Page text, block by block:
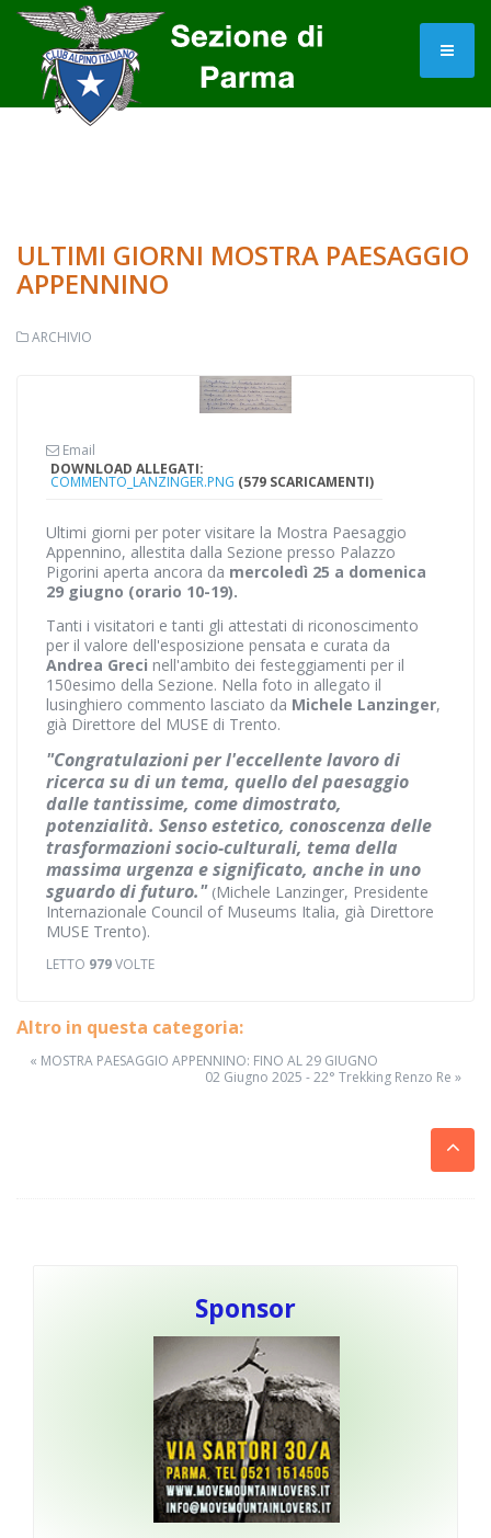
ULTIMI GIORNI MOSTRA PAESAGGIO
APPENNINO
ARCHIVIO
Email
DOWNLOAD ALLEGATI:
COMMENTO_LANZINGER.PNG (579 SCARICAMENTI)
Ultimi giorni per poter visitare la Mostra Paesaggio
Appennino, allestita dalla Sezione presso Palazzo
Pigorini aperta ancora da mercoledì 25 a domenica
29 giugno (orario 10-19).
Tanti i visitatori e tanti gli attestati di riconoscimento
per il valore dell'esposizione pensata e curata da
Andrea Greci nell'ambito dei festeggiamenti per il
150esimo della Sezione. Nella foto in allegato il
lusinghiero commento lasciato da Michele Lanzinger,
già Direttore del MUSE di Trento.
"Congratulazioni per l'eccellente lavoro di
ricerca su di un tema, quello del paesaggio
dalle tantissime, come dimostrato,
potenzialità. Senso estetico, conoscenza delle
trasformazioni socio-culturali, tema della
massima urgenza e significato, anche in uno
sguardo di futuro." (Michele Lanzinger, Presidente
Internazionale Council of Museums Italia, già Direttore
MUSE Trento).
LETTO 979VOLTE
Altro in questa categoria:
« MOSTRA PAESAGGIO APPENNINO: FINO AL 29 GIUGNO
02 Giugno 2025 - 22° Trekking Renzo Re »
Sponsor